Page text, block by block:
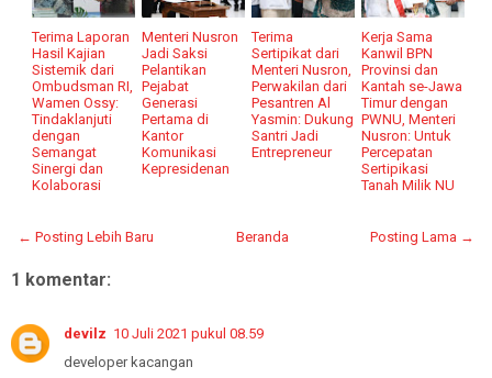
Terima Laporan
Hasil Kajian
Sistemik dari
Ombudsman RI,
Wamen Ossy:
Tindaklanjuti
dengan
Semangat
Sinergi dan
Kolaborasi
Menteri Nusron
Jadi Saksi
Pelantikan
Pejabat
Generasi
Pertama di
Kantor
Komunikasi
Kepresidenan
Terima
Sertipikat dari
Menteri Nusron,
Perwakilan dari
Pesantren Al
Yasmin: Dukung
Santri Jadi
Entrepreneur
Kerja Sama
Kanwil BPN
Provinsi dan
Kantah se-Jawa
Timur dengan
PWNU, Menteri
Nusron: Untuk
Percepatan
Sertipikasi
Tanah Milik NU
← Posting Lebih Baru Posting Lama →
Beranda
1 komentar:
devilz 10 Juli 2021 pukul 08.59
developer kacangan